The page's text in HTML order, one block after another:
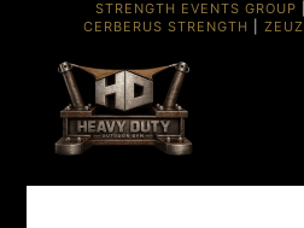
STRENGTH EVENTS GROUP
CERBERUS STRENGTH
|ZEUZ